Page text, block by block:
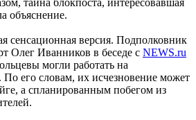
объяснение.
сенсационная версия. Подполковник
Олег Иванников в беседе с NEWS.ru
могли работать на
По его словам, их исчезновение может
а спланированным побегом из